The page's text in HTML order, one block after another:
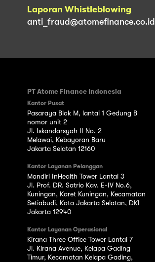
Laporan Whistleblowing
anti_fraud@atomefinance.co.id
PT Atome Finance Indonesia
Kantor Pusat
Pasaraya Blok M, lantai 1 Gedung B
nomor unit 2
Jl. Iskandarsyah II No. 2
Melawai, Kebayoran Baru
Jakarta Selatan 12160
Kantor Layanan Pelanggan
Mandiri InHealth Tower Lantai 3
Jl. Prof. DR. Satrio Kav. E-IV No.6,
Kuningan, Karet Kuningan, Kecamatan
Setiabudi, Kota Jakarta Selatan, DKI
Jakarta 12940
Kantor Layanan Operasional
Kirana Three Office Tower Lantai 7
Jl. Kirana Avenue, Kelapa Gading
Timur, Kecamatan Kelapa Gading,